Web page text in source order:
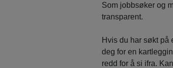
Som jobbsøker og
transparent.
Hvis du har søkt på
deg for en
redd for å si ifra.